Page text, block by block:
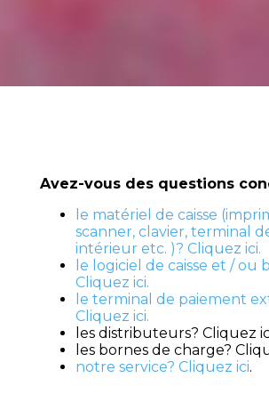
Avez-vous des questions
le matériel de caisse
scanner, clavier, terminal
intérieur etc. )? Cliquez ici.
le logiciel de caisse et / ou
Cliquez ici.
le terminal de paiement
Cliquez ici.
les distributeurs? Cliquez
les bornes de charge?
notre service? Cliquez ici.